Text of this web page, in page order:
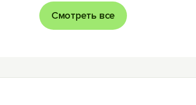
Смотреть все